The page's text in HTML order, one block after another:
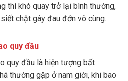
thì khó quay trở lại bình thường,
chặt gây đau đớn vô cùng.
quy đầu
quy đầu là hiện tượng bất
thường gặp ở nam giới, khi bao